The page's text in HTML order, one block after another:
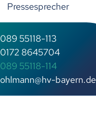
Pressesprecher
089 55118-113
0172 8645704
089 55118-114
ohlmann@hv-bayern.de